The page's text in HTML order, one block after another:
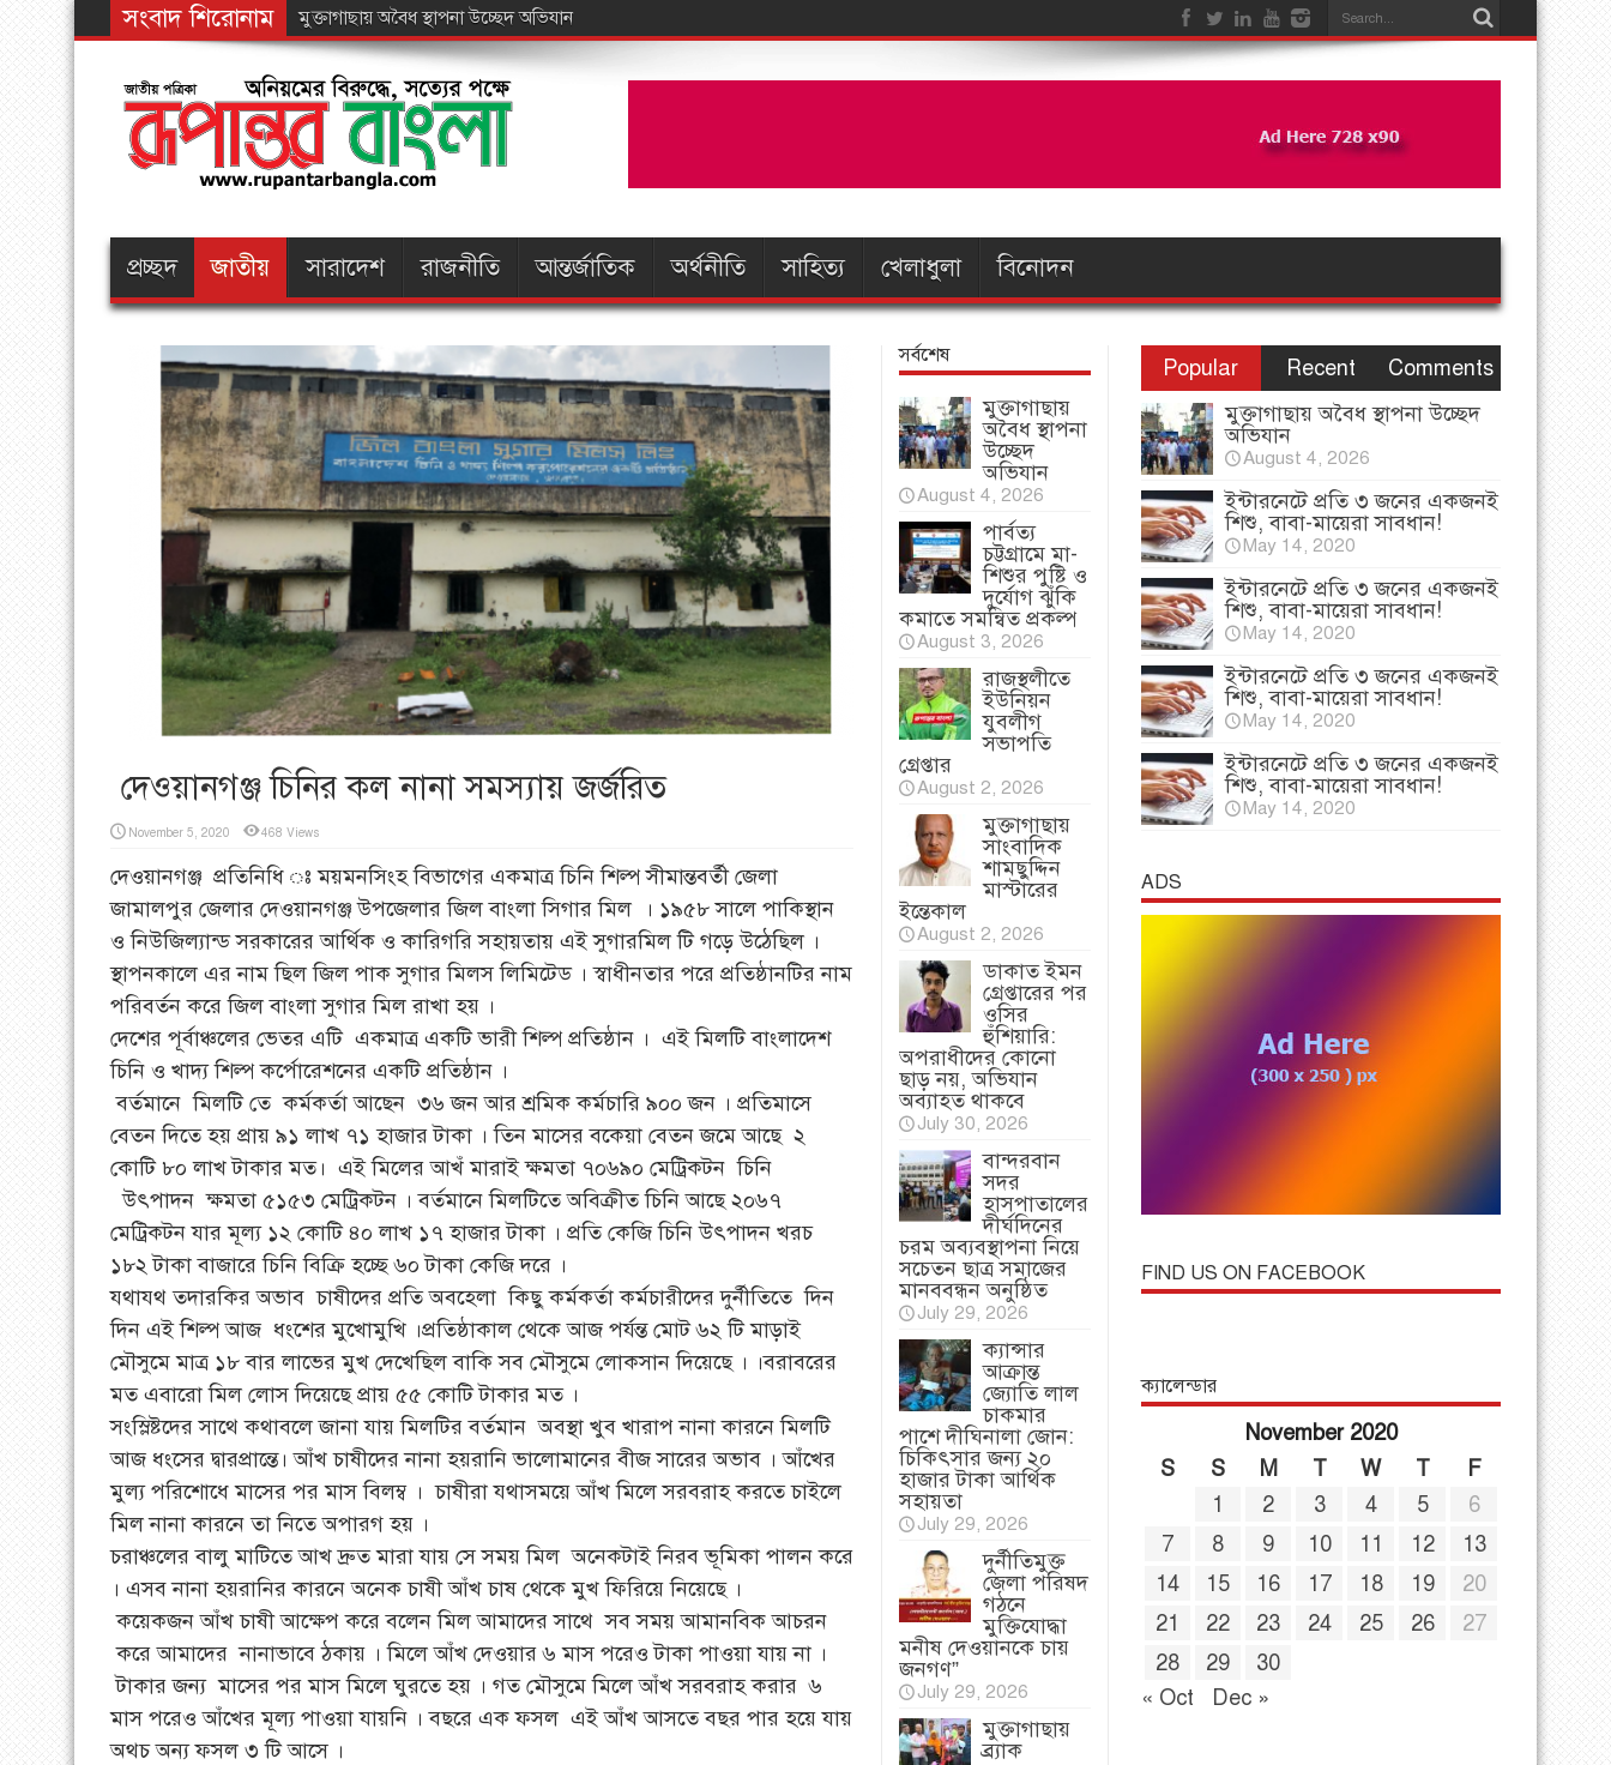
সংবাদ শিরোনাম পার্বত্য চট
প্রচ্ছদ জাতীয় সারাদেশ রাজনীতি আন্তর্জাতিক অর্থনীতি সাহিত্য খেলাধুলা বিনোদন
দেওয়ানগঞ্জ চিনির কল নানা সমস্যায় জর্জরিত
November 5, 2020 468 Views
দেওয়ানগঞ্জ প্রতিনিধি ঃ ময়মনসিংহ বিভাগের একমাত্র চিনি শিল্প সীমান্তবর্তী জেলা
জামালপুর জেলার দেওয়ানগঞ্জ উপজেলার জিল বাংলা সিগার মিল । ১৯৫৮ সালে পাকিস্থান
ও নিউজিল্যান্ড সরকারের আর্থিক ও কারিগরি সহায়তায় এই সুগারমিল টি গড়ে উঠেছিল ।
স্থাপনকালে এর নাম ছিল জিল পাক সুগার মিলস লিমিটেড । স্বাধীনতার পরে প্রতিষ্ঠানটির নাম
পরিবর্তন করে জিল বাংলা সুগার মিল রাখা হয় ।
দেশের পূর্বাঞ্চলের ভেতর এটি একমাত্র একটি ভারী শিল্প প্রতিষ্ঠান । এই মিলটি বাংলাদেশ
চিনি ও খাদ্য শিল্প কর্পোরেশনের একটি প্রতিষ্ঠান ।
বর্তমানে মিলটি তে কর্মকর্তা আছেন ৩৬ জন আর শ্রমিক কর্মচারি ৯০০ জন । প্রতিমাসে
বেতন দিতে হয় প্রায় ৯১ লাখ ৭১ হাজার টাকা । তিন মাসের বকেয়া বেতন জমে আছে ২
কোটি ৮০ লাখ টাকার মত। এই মিলের আখঁ মারাই ক্ষমতা ৭০৬৯০ মেট্রিকটন চিনি
উৎপাদন ক্ষমতা ৫১৫৩ মেট্রিকটন । বর্তমানে মিলটিতে অবিক্রীত চিনি আছে ২০৬৭
মেট্রিকটন যার মূল্য ১২ কোটি ৪০ লাখ ১৭ হাজার টাকা । প্রতি কেজি চিনি উৎপাদন খরচ
১৮২ টাকা বাজারে চিনি বিক্রি হচ্ছে ৬০ টাকা কেজি দরে ।
যথাযথ তদারকির অভাব চাষীদের প্রতি অবহেলা কিছু কর্মকর্তা কর্মচারীদের দুর্নীতিতে দিন
দিন এই শিল্প আজ ধংশের মুখোমুখি ।প্রতিষ্ঠাকাল থেকে আজ পর্যন্ত মোট ৬২ টি মাড়াই
মৌসুমে মাত্র ১৮ বার লাভের মুখ দেখেছিল বাকি সব মৌসুমে লোকসান দিয়েছে । ।বরাবরের
মত এবারো মিল লোস দিয়েছে প্রায় ৫৫ কোটি টাকার মত ।
সংস্লিষ্টদের সাথে কথাবলে জানা যায় মিলটির বর্তমান অবস্থা খুব খারাপ নানা কারনে মিলটি
আজ ধংসের দ্বারপ্রান্তে। আঁখ চাষীদের নানা হয়রানি ভালোমানের বীজ সারের অভাব । আঁখের
মুল্য পরিশোধে মাসের পর মাস বিলম্ব । চাষীরা যথাসময়ে আঁখ মিলে সরবরাহ করতে চাইলে
মিল নানা কারনে তা নিতে অপারগ হয় ।
চরাঞ্চলের বালু মাটিতে আখ দ্রুত মারা যায় সে সময় মিল অনেকটাই নিরব ভূমিকা পালন করে
। এসব নানা হয়রানির কারনে অনেক চাষী আঁখ চাষ থেকে মুখ ফিরিয়ে নিয়েছে ।
কয়েকজন আঁখ চাষী আক্ষেপ করে বলেন মিল আমাদের সাথে সব সময় আমানবিক আচরন
করে আমাদের নানাভাবে ঠকায় । মিলে আঁখ দেওয়ার ৬ মাস পরেও টাকা পাওয়া যায় না ।
টাকার জন্য মাসের পর মাস মিলে ঘুরতে হয় । গত মৌসুমে মিলে আঁখ সরবরাহ করার ৬
মাস পরেও আঁখের মূল্য পাওয়া যায়নি । বছরে এক ফসল এই আঁখ আসতে বছর পার হয়ে যায়
অথচ অন্য ফসল ৩ টি আসে ।
সর্বশেষ
মুক্তাগাছায়
অবৈধ স্থাপনা
উচ্ছেদ
অভিযান
August 4, 2026
পার্বত্য
চট্টগ্রামে মা-
শিশুর পুষ্টি ও
দুর্যোগ ঝুঁকি
কমাতে সমন্বিত প্রকল্প
August 3, 2026
রাজস্থলীতে
ইউনিয়ন
যুবলীগ
সভাপতি
গ্রেপ্তার
August 2, 2026
মুক্তাগাছায়
সাংবাদিক
শামছুদ্দিন
মাস্টারের
ইন্তেকাল
August 2, 2026
ডাকাত ইমন
গ্রেপ্তারের পর
ওসির
হুঁশিয়ারি:
অপরাধীদের কোনো
ছাড় নয়, অভিযান
অব্যাহত থাকবে
July 30, 2026
বান্দরবান
সদর
হাসপাতালের
দীর্ঘদিনের
চরম অব্যবস্থাপনা নিয়ে
সচেতন ছাত্র সমাজের
মানববন্ধন অনুষ্ঠিত
July 29, 2026
ক্যান্সার
আক্রান্ত
জ্যোতি লাল
চাকমার
পাশে দীঘিনালা জোন:
চিকিৎসার জন্য ২০
হাজার টাকা আর্থিক
সহায়তা
July 29, 2026
দুর্নীতিমুক্ত
জেলা পরিষদ
গঠনে
মুক্তিযোদ্ধা
মনীষ দেওয়ানকে চায়
জনগণ”
July 29, 2026
মুক্তাগাছায়
ব্র্যাক
Popular Recent
Comments
মুক্তাগাছায় অবৈধ স্থাপনা উচ্ছেদ
অভিযান
August 4, 2026
ইন্টারনেটে প্রতি ৩ জনের একজনই
শিশু, বাবা-মায়েরা সাবধান!
May 14, 2020
ইন্টারনেটে প্রতি ৩ জনের একজনই
শিশু, বাবা-মায়েরা সাবধান!
May 14, 2020
ইন্টারনেটে প্রতি ৩ জনের একজনই
শিশু, বাবা-মায়েরা সাবধান!
May 14, 2020
ইন্টারনেটে প্রতি ৩ জনের একজনই
শিশু, বাবা-মায়েরা সাবধান!
May 14, 2020
ADS
FIND US ON FACEBOOK
ক্যালেন্ডার
November 2020
S
S M T W T
F
1
2 3 4 5
6
7
8 9 10 11 12
13
14
15 16 17 18 19
20
21
22 23 24 25 26
27
28
29
30
« Oct
Dec »